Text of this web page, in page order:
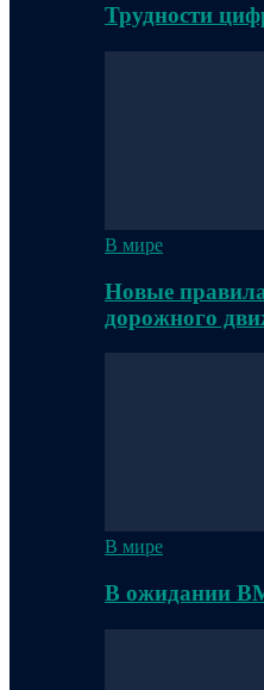
Трудности
В мире
Новые
дорожного
В мире
В ожидании